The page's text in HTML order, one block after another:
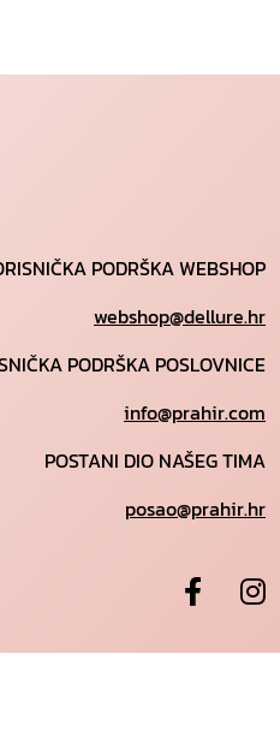
PODRŠKA WEBSHOP
webshop@dellure.hr
PODRŠKA POSLOVNICE
info@prahir.com
POSTANI DIO NAŠEG TIMA
posao@prahir.hr